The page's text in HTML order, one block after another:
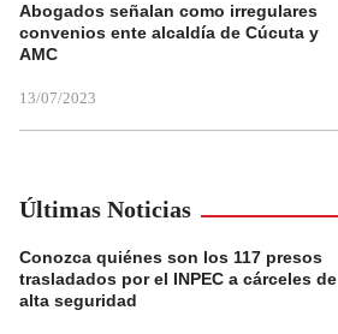
Abogados señalan como irregulares
convenios ente alcaldía de Cúcuta y
AMC
13/07/2023
Últimas Noticias
Conozca quiénes son los 117 presos
trasladados por el INPEC a cárceles de
alta seguridad